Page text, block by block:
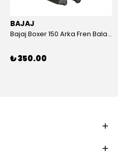
BAJAJ
Bajaj Boxer 150 Arka Fren Balatası Orijinal
₺ 350.00